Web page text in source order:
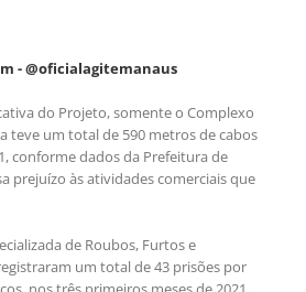
- @oficialagitemanaus
do Projeto, somente o Complexo
teve um total de 590 metros de cabos
conforme dados da Prefeitura de
prejuízo às atividades comerciais que
de Roubos, Furtos e
um total de 43 prisões por